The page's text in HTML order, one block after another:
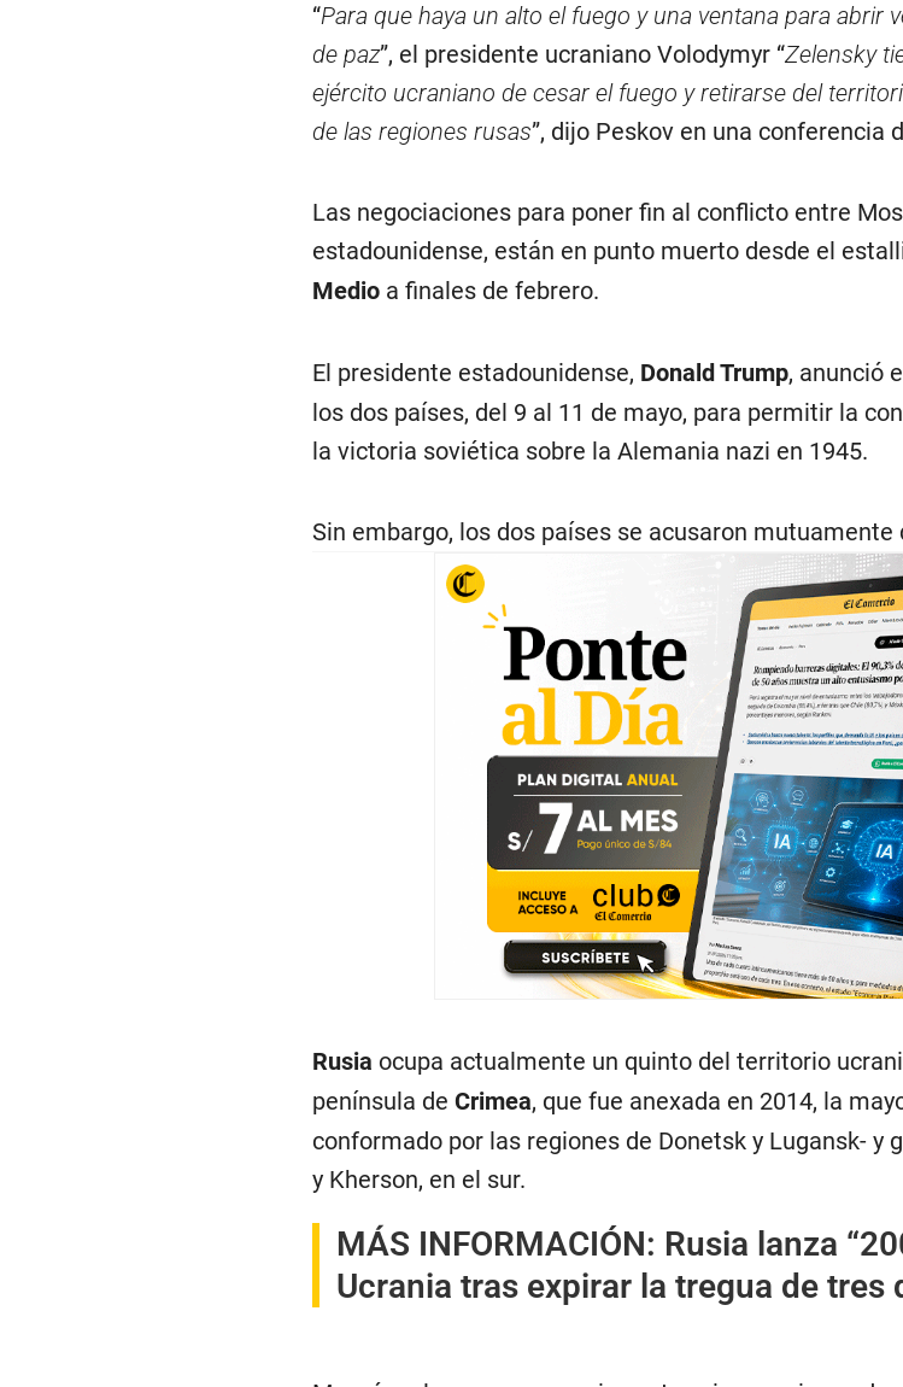
“Para que haya un alto el fuego y una ventana para abrir
de paz”, el presidente ucraniano Volodymyr “Zelensky
ejército ucraniano de cesar el fuego y retirarse del
de las regiones rusas”, dijo Peskov en una conferencia
Las negociaciones para poner fin al conflicto entre
estadounidense, están en punto muerto desde el
Medioa finales de febrero.
El presidente estadounidense, Donald Trump, anunció
los dos países, del 9 al 11 de mayo, para permitir la
la victoria soviética sobre la Alemania nazi en 1945.
Sin embargo, los dos países se acusaron mutuamente
Rusia ocupa actualmente un quinto del territorio
península de Crimea, que fue anexada en 2014, la
conformado por las regiones de Donetsk y Lugansk- y
y Kherson, en el sur.
MÁS INFORMACIÓN: Rusia lanza
Ucrania tras expirar la tregua de tres